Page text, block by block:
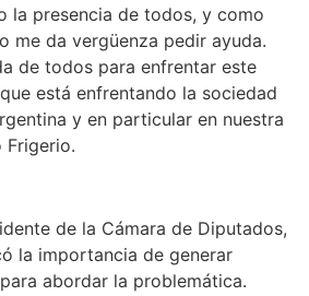
la presencia de todos, y como
me da vergüenza pedir ayuda.
de todos para enfrentar este
está enfrentando la sociedad
y en particular en nuestra
Frigerio.
de la Cámara de Diputados,
la importancia de generar
abordar la problemática.